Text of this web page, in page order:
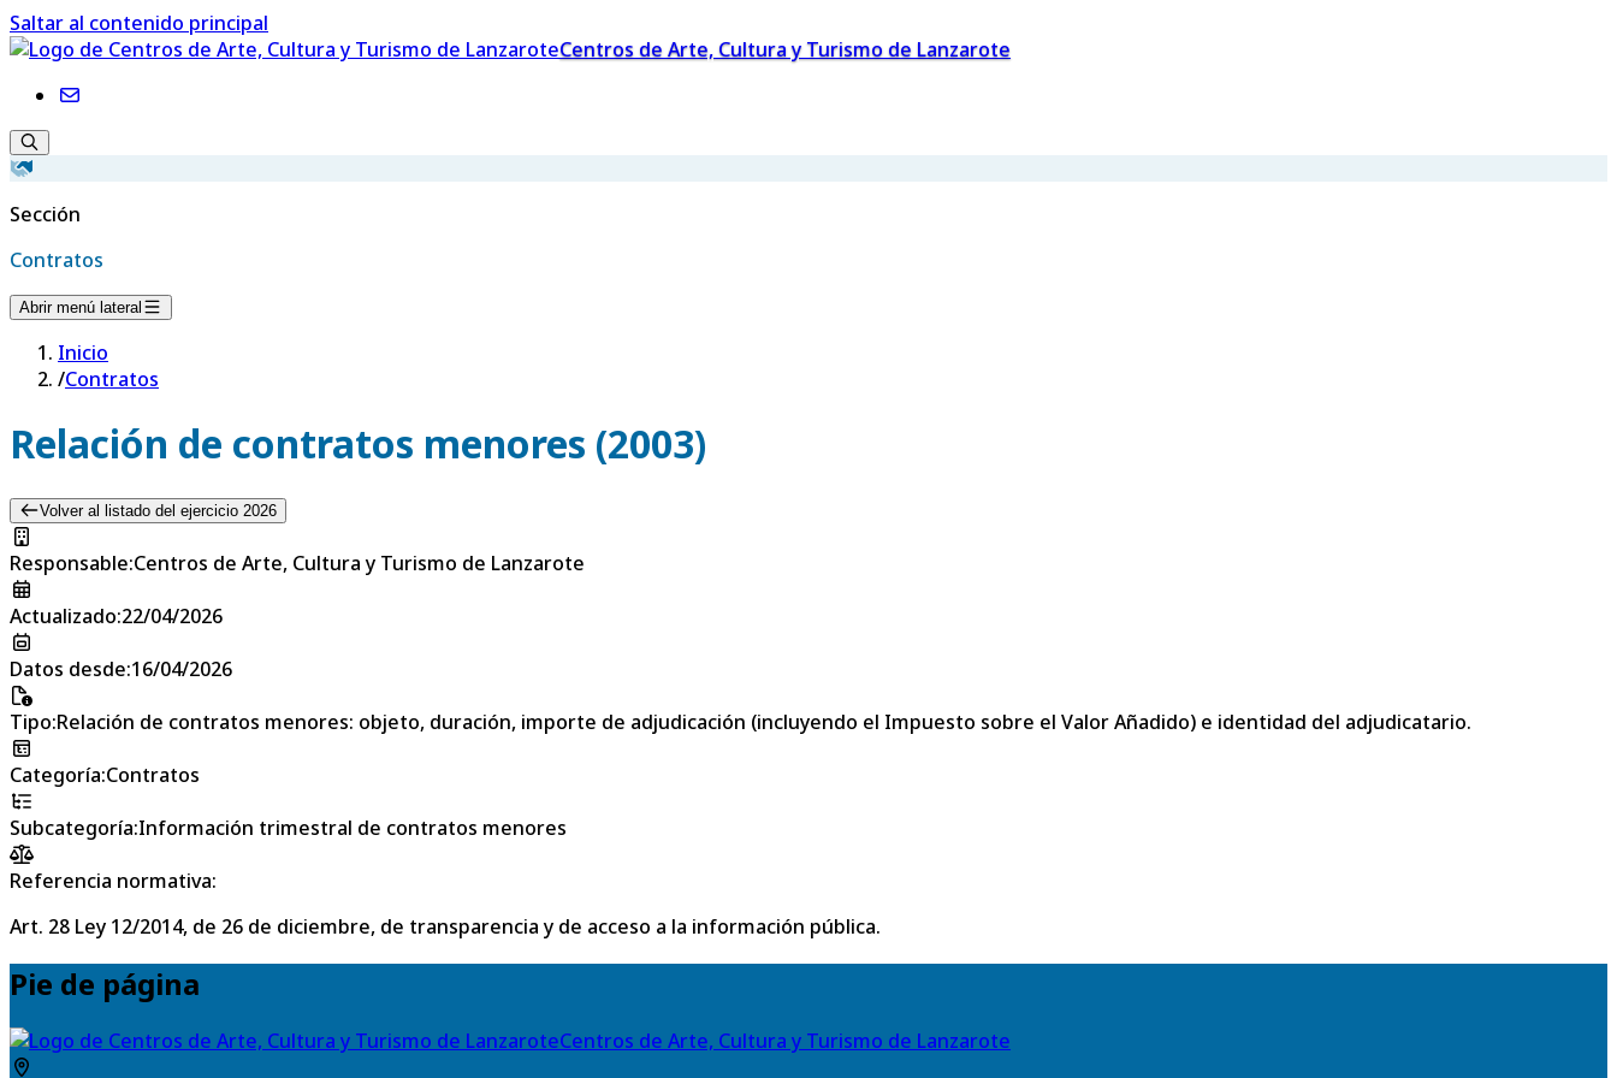
Saltar al contenido principal
Centros de Arte, Cultura y Turismo de Lanzarote
Sección
Contratos
Abrir menú lateral
Inicio
/Contratos
Relación de contratos menores (2003)
Volver al listado del ejercicio 2026
Responsable:Centros de Arte, Cultura y Turismo de Lanzarote
Actualizado:22/04/2026
Datos desde:16/04/2026
Tipo:Relación de contratos menores: objeto, duración, importe de adjudicación (incluyendo el Impuesto sobre el Valor Añadido) e identidad del adjudicatario.
Categoría:Contratos
Subcategoría:Información trimestral de contratos menores
Referencia normativa:
Art. 28 Ley 12/2014, de 26 de diciembre, de transparencia y de acceso a la información pública.
Pie de página
Centros de Arte, Cultura y Turismo de Lanzarote